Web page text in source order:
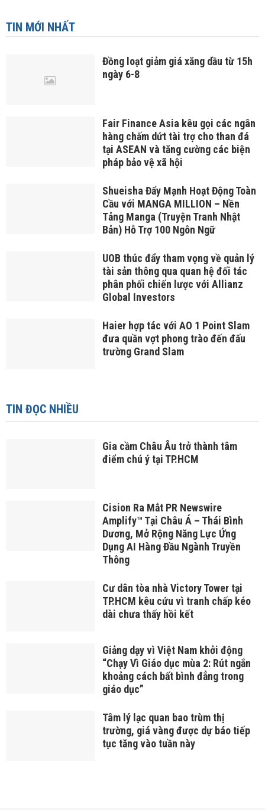
TIN MỚI NHẤT
Đồng loạt giảm giá xăng dầu từ 15h
ngày 6-8
Fair Finance Asia kêu gọi các ngân
hàng chấm dứt tài trợ cho than đá
tại ASEAN và tăng cường các biện
pháp bảo vệ xã hội
Shueisha Đẩy Mạnh Hoạt Động Toàn
Cầu với MANGA MILLION – Nền
Tảng Manga (Truyện Tranh Nhật
Bản) Hỗ Trợ 100 Ngôn Ngữ
UOB thúc đẩy tham vọng về quản lý
tài sản thông qua quan hệ đối tác
phân phối chiến lược với Allianz
Global Investors
Haier hợp tác với AO 1 Point Slam
đưa quần vợt phong trào đến đấu
trường Grand Slam
TIN ĐỌC NHIỀU
Gia cầm Châu Âu trở thành tâm
điểm chú ý tại TP.HCM
Cision Ra Mắt PR Newswire
Amplify™ Tại Châu Á – Thái Bình
Dương, Mở Rộng Năng Lực Ứng
Dụng AI Hàng Đầu Ngành Truyền
Thông
Cư dân tòa nhà Victory Tower tại
TP.HCM kêu cứu vì tranh chấp kéo
dài chưa thấy hồi kết
Giảng dạy vì Việt Nam khởi động
“Chạy Vì Giáo dục mùa 2: Rút ngắn
khoảng cách bất bình đẳng trong
giáo dục”
Tâm lý lạc quan bao trùm thị
trường, giá vàng được dự báo tiếp
tục tăng vào tuần này